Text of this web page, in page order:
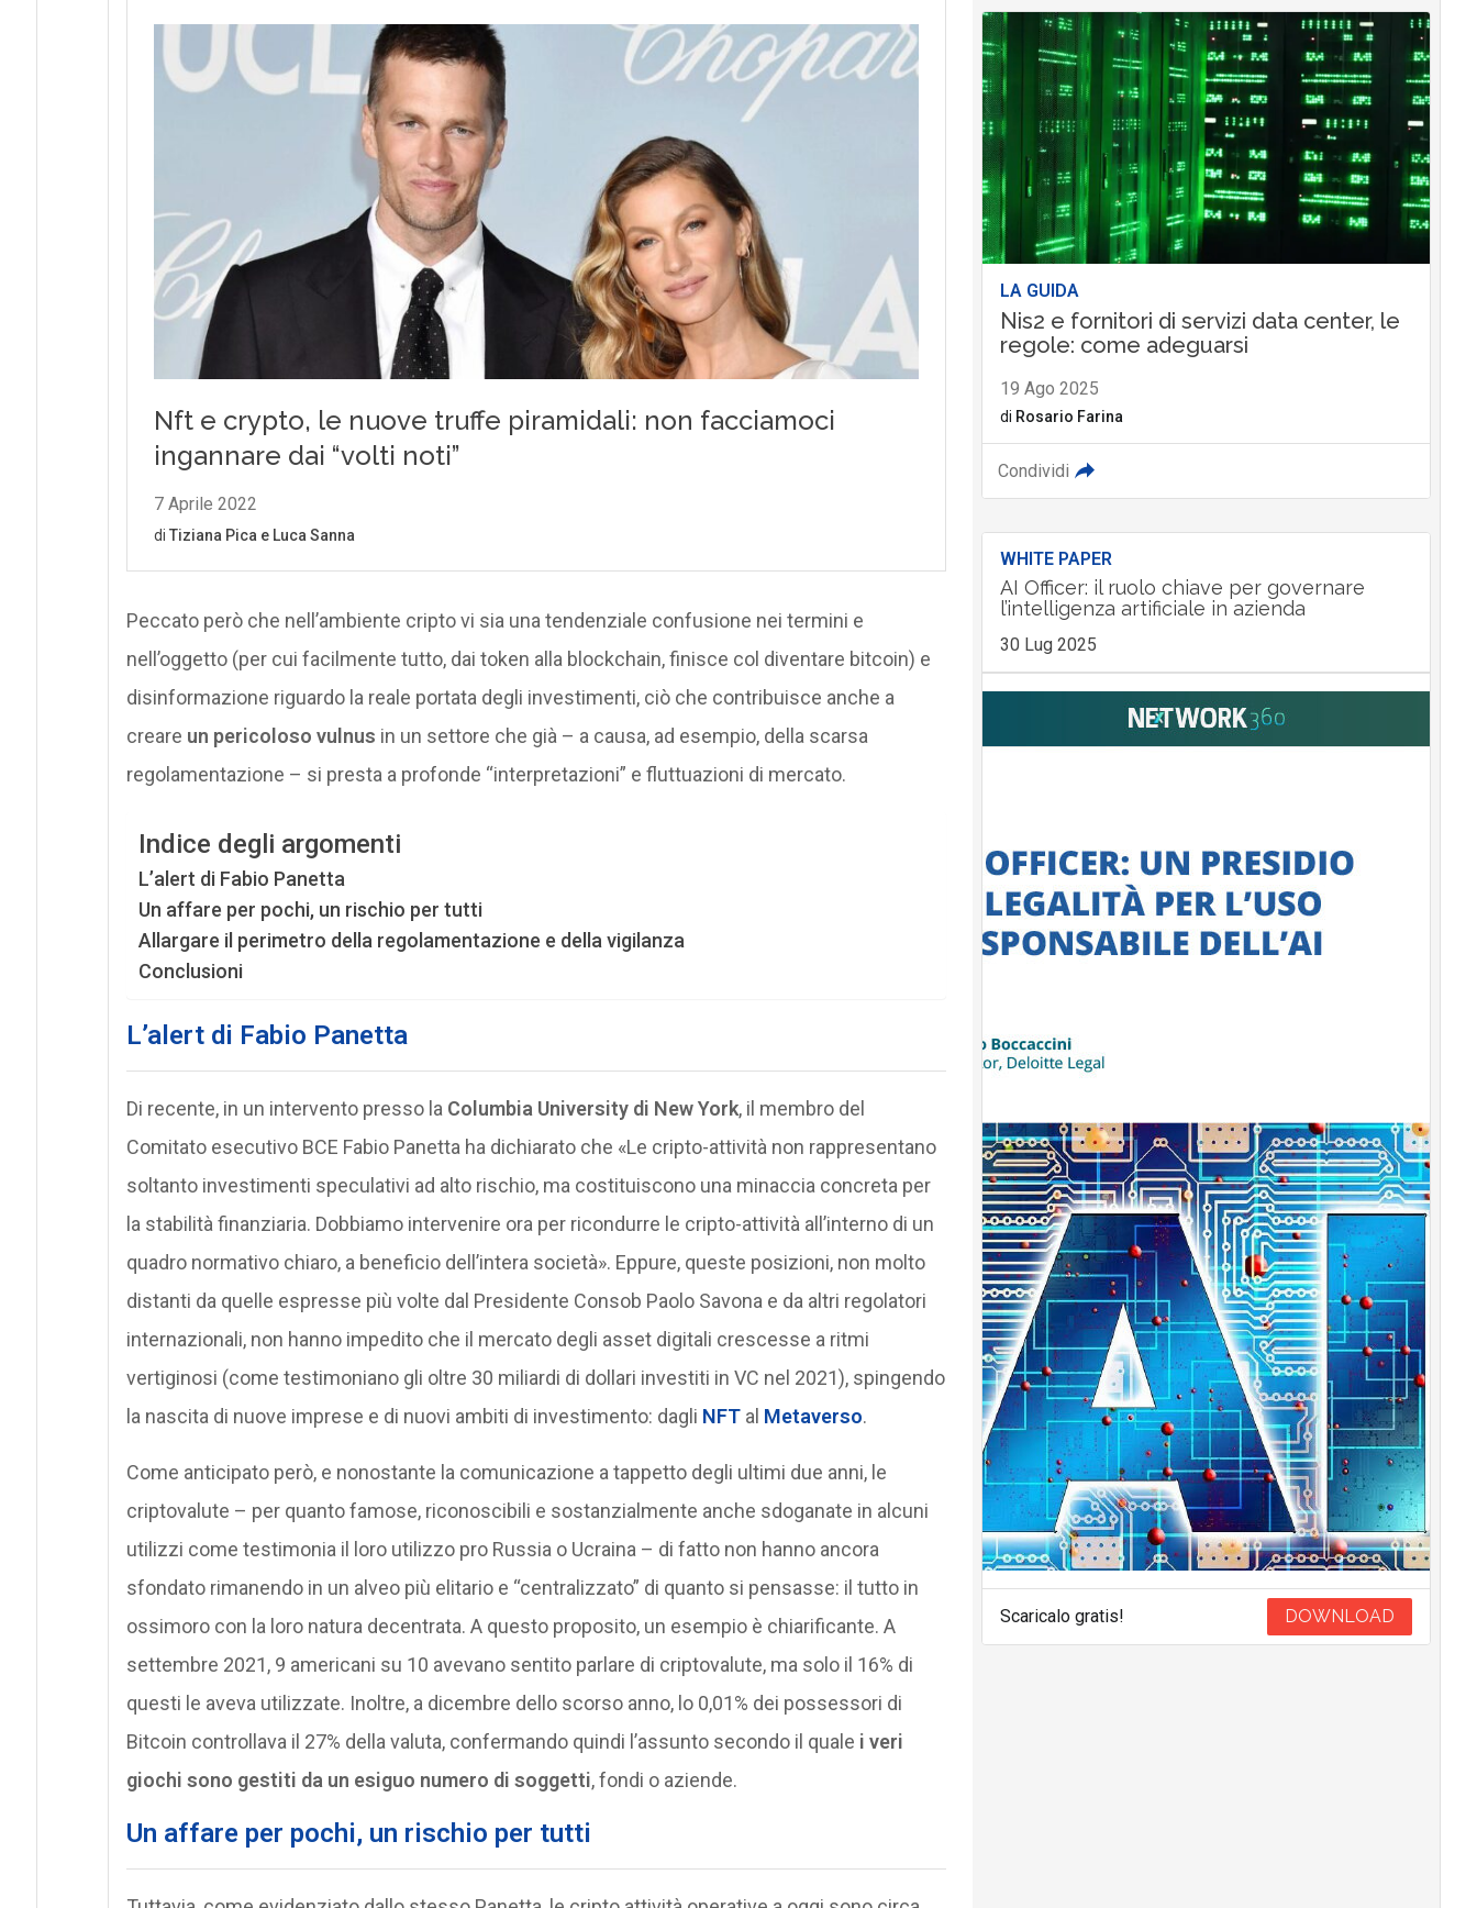
Peccato però che nell’ambiente cripto vi sia una tendenziale confusione nei termini e
nell’oggetto (per cui facilmente tutto, dai token alla blockchain, finisce col diventare bitcoin) e
disinformazione riguardo la reale portata degli investimenti, ciò che contribuisce anche a
creare un pericoloso vulnus in un settore che già – a causa, ad esempio, della scarsa
regolamentazione – si presta a profonde “interpretazioni” e fluttuazioni di mercato.
Indice degli argomenti
L’alert di Fabio Panetta
Un affare per pochi, un rischio per tutti
Allargare il perimetro della regolamentazione e della vigilanza
Conclusioni
L’alert di Fabio Panetta
Di recente, in un intervento presso la Columbia University di New York, il membro del
Comitato esecutivo BCE Fabio Panetta ha dichiarato che «Le cripto-attività non rappresentano
soltanto investimenti speculativi ad alto rischio, ma costituiscono una minaccia concreta per
la stabilità finanziaria. Dobbiamo intervenire ora per ricondurre le cripto-attività all’interno di un
quadro normativo chiaro, a beneficio dell’intera società». Eppure, queste posizioni, non molto
distanti da quelle espresse più volte dal Presidente Consob Paolo Savona e da altri regolatori
internazionali, non hanno impedito che il mercato degli asset digitali crescesse a ritmi
vertiginosi (come testimoniano gli oltre 30 miliardi di dollari investiti in VC nel 2021), spingendo
la nascita di nuove imprese e di nuovi ambiti di investimento: dagli NFT al Metaverso.
Come anticipato però, e nonostante la comunicazione a tappetto degli ultimi due anni, le
criptovalute – per quanto famose, riconoscibili e sostanzialmente anche sdoganate in alcuni
utilizzi come testimonia il loro utilizzo pro Russia o Ucraina – di fatto non hanno ancora
sfondato rimanendo in un alveo più elitario e “centralizzato” di quanto si pensasse: il tutto in
ossimoro con la loro natura decentrata. A questo proposito, un esempio è chiarificante. A
settembre 2021, 9 americani su 10 avevano sentito parlare di criptovalute, ma solo il 16% di
questi le aveva utilizzate. Inoltre, a dicembre dello scorso anno, lo 0,01% dei possessori di
Bitcoin controllava il 27% della valuta, confermando quindi l’assunto secondo il quale i veri
giochi sono gestiti da un esiguo numero di soggetti, fondi o aziende.
Un affare per pochi, un rischio per tutti
LA GUIDA
Nis2 e fornitori di servizi data center, le
regole: come adeguarsi
19 Ago 2025
di Rosario Farina
Condividi
WHITE PAPER
AI Officer: il ruolo chiave per governare
l’intelligenza artificiale in azienda
30 Lug 2025
Scaricalo gratis! DOWNLOAD